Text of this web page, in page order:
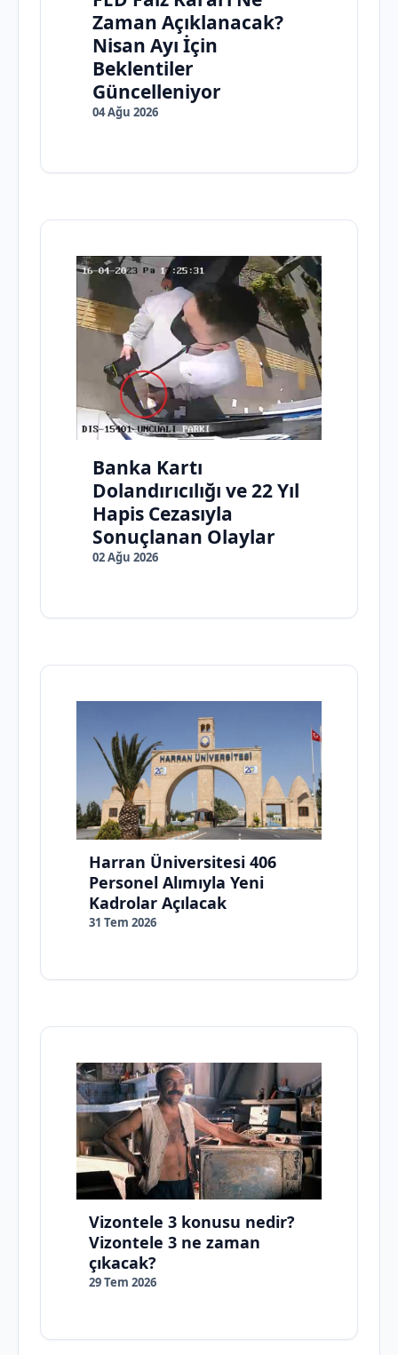
Zaman Açıklanacak?
Nisan Ayı İçin
Beklentiler
Güncelleniyor
04 Ağu 2026
Banka Kartı
Dolandırıcılığı ve 22 Yıl
Hapis Cezasıyla
Sonuçlanan Olaylar
02 Ağu 2026
Harran Üniversitesi 406
Personel Alımıyla Yeni
Kadrolar Açılacak
31 Tem 2026
Vizontele 3 konusu nedir?
Vizontele 3 ne zaman
çıkacak?
29 Tem 2026